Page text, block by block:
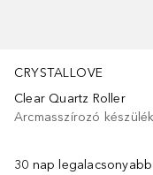
CRYSTALLOVE
Clear Quartz Roller
Arcmasszírozó készülék
30 nap